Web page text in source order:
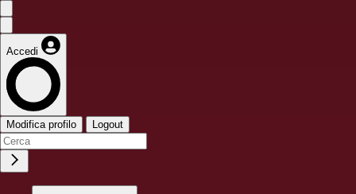
Accedi
Modifica profilo Logout